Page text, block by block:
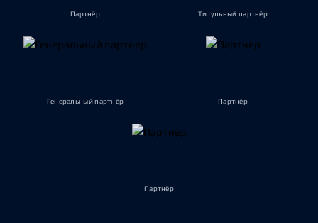
Партнёр Титульный партнёр
Генеральный партнёр Партнёр
Партнёр